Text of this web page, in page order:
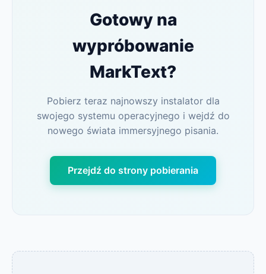
Gotowy na
wypróbowanie
MarkText?
Pobierz teraz najnowszy instalator dla
swojego systemu operacyjnego i wejdź do
nowego świata immersyjnego pisania.
Przejdź do strony pobierania